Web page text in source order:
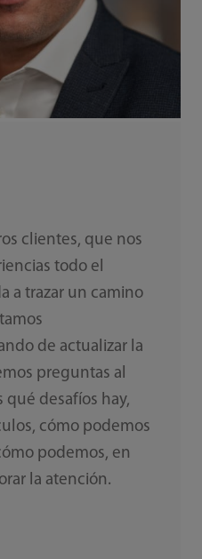
clientes, que nos
todo el
a trazar un camino
de actualizar la
preguntas al
desafíos hay,
cómo podemos
podemos, en
la atención.‎